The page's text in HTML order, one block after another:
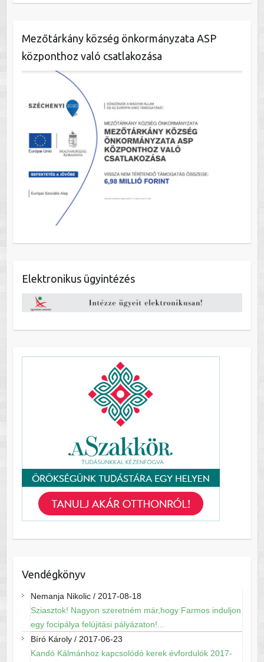
Mezőtárkány község önkormányzata ASP
központhoz való csatlakozása
Elektronikus ügyintézés
Vendégkönyv
Nemanja Nikolic/ 2017-08-18
Sziasztok! Nagyon szeretném már,hogy Farmos induljon
egy focipálya felújitási pályázaton!...
Bíró Károly/ 2017-06-23
Kandó Kálmánhoz kapcsolódó kerek évfordulók 2017-